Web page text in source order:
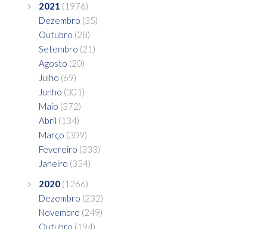
2021 (1976)
Dezembro (35)
Outubro (28)
Setembro (21)
Agosto (20)
Julho (69)
Junho (301)
Maio (372)
Abril (134)
Março (309)
Fevereiro (333)
Janeiro (354)
2020 (1266)
Dezembro (232)
Novembro (249)
Outubro (194)